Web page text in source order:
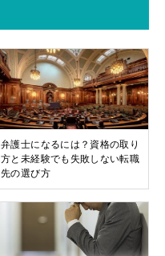
弁護士になるには？資格の取り
方と未経験でも失敗しない転職
先の選び方